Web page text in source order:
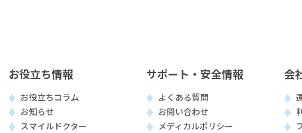
お役立ち情報
お役立ちコラム
お知らせ
スマイルドクター
サポート・安全情報
よくある質問
お問い合わせ
メディカルポリシー
会